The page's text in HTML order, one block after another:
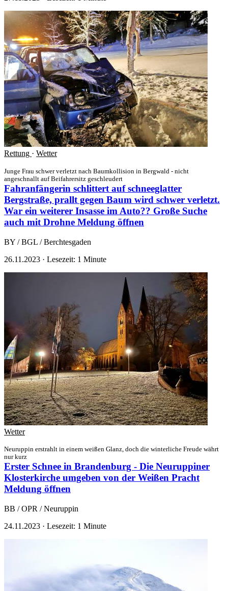
Rettung · Wetter
Junge Frau schwer verletzt nach Baumkollision in Bergwald - nicht
angeschnallt auf Beifahrersitz geschleudert
Fahranfängerin schlittert auf schneeglatter
Bergstraße, prallt gegen Baum wird schwer verletzt.
War ein weiterer Insasse im Auto?? Große Suche
auch mit Drohne Meldung öffnen
BY / BGL / Berchtesgaden
26.11.2023 · Lesezeit: 1 Minute
Wetter
Neuruppin erstrahlt in einem weißen Glanz, doch die winterliche Freude währt
nur kurz
Erster Schnee in Brandenburg - Die Neuruppiner
Klosterkirche umgeben von der Weißen Pracht
Meldung öffnen
BB / OPR / Neuruppin
24.11.2023 · Lesezeit: 1 Minute